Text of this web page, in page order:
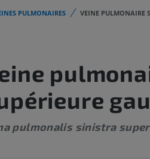
PULMONAIRES VEINE PULMONAIRE
pulmonalis sinistra